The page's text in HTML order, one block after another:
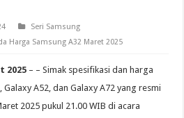
Seri Samsung
Harga Samsung A32 Maret 2025
2025 – – Simak spesifikasi dan harga
A52, dan Galaxy A72 yang resmi
2025 pukul 21.00 WIB di acara